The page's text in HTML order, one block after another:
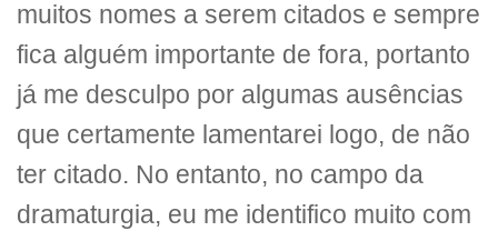
muitos nomes a serem citados e sempre
fica alguém importante de fora, portanto
já me desculpo por algumas ausências
que certamente lamentarei logo, de não
ter citado. No entanto, no campo da
dramaturgia, eu me identifico muito com